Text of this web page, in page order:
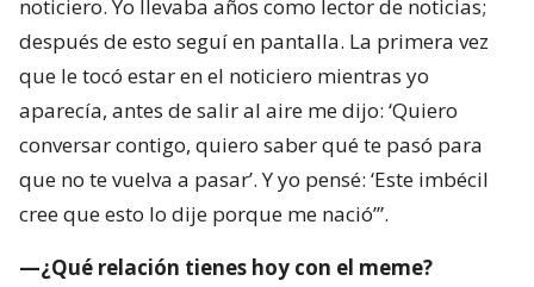
noticiero. Yo llevaba años como lector de noticias;
después de esto seguí en pantalla. La primera vez
que le tocó estar en el noticiero mientras yo
aparecía, antes de salir al aire me dijo: ‘Quiero
conversar contigo, quiero saber qué te pasó para
que no te vuelva a pasar’. Y yo pensé: ‘Este imbécil
cree que esto lo dije porque me nació’”.
—¿Qué relación tienes hoy con el meme?